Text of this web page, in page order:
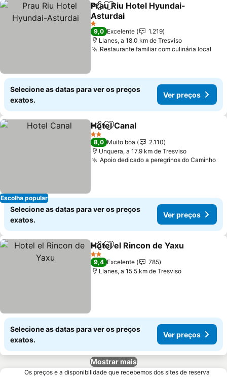
PartilharAdicionar aos favoritos
Prau Riu Hotel Hyundai-
Asturdai
Ver preços
1 Estrelas
9,0 Excelente
1.219
Llanes, a 18.0 km de Tresviso
Restaurante familiar com culinária local
Selecione as datas para ver os preços
exatos.
Ver preços
Escolha popular
PartilharAdicionar aos favoritos
Hotel Canal
2 Estrelas
8,0 Muito boa
2.110
Unquera, a 17.9 km de Tresviso
Apoio dedicado a peregrinos do Caminho
Selecione as datas para ver os preços
exatos.
Ver preços
PartilharAdicionar aos favoritos
Hotel el Rincon de Yaxu
2 Estrelas
9,4 Excelente
785
Llanes, a 15.5 km de Tresviso
Selecione as datas para ver os preços
exatos.
Ver preços
Mostrar mais
Os preços e a disponibilidade que recebemos dos sites de reserva